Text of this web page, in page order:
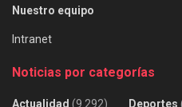
Nuestro equipo
Intranet
Noticias por categorías
Actualidad (9.292) Deportes